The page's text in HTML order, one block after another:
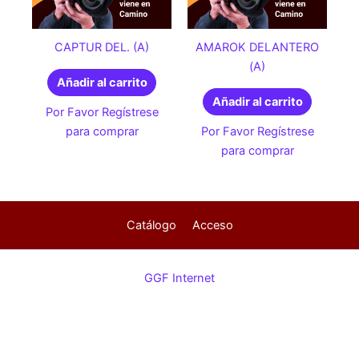
CAPTUR DEL. (A)
Añadir al carrito
Por Favor Regístrese
para comprar
AMAROK DELANTERO
(A)
Añadir al carrito
Por Favor Regístrese
para comprar
Catálogo Acceso
GGF Internet